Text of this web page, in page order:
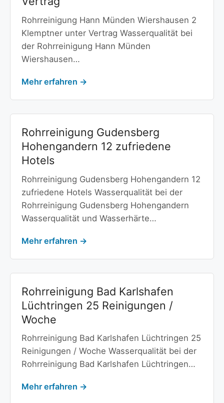
Rohrreinigung Hann Münden Wiershausen 2
Klemptner unter Vertrag Wasserqualität bei
der Rohrreinigung Hann Münden
Wiershausen…
Mehr erfahren →
Rohrreinigung Gudensberg
Hohengandern 12 zufriedene
Hotels
Rohrreinigung Gudensberg Hohengandern 12
zufriedene Hotels Wasserqualität bei der
Rohrreinigung Gudensberg Hohengandern
Wasserqualität und Wasserhärte…
Mehr erfahren →
Rohrreinigung Bad Karlshafen
Lüchtringen 25 Reinigungen /
Woche
Rohrreinigung Bad Karlshafen Lüchtringen 25
Reinigungen / Woche Wasserqualität bei der
Rohrreinigung Bad Karlshafen Lüchtringen…
Mehr erfahren →